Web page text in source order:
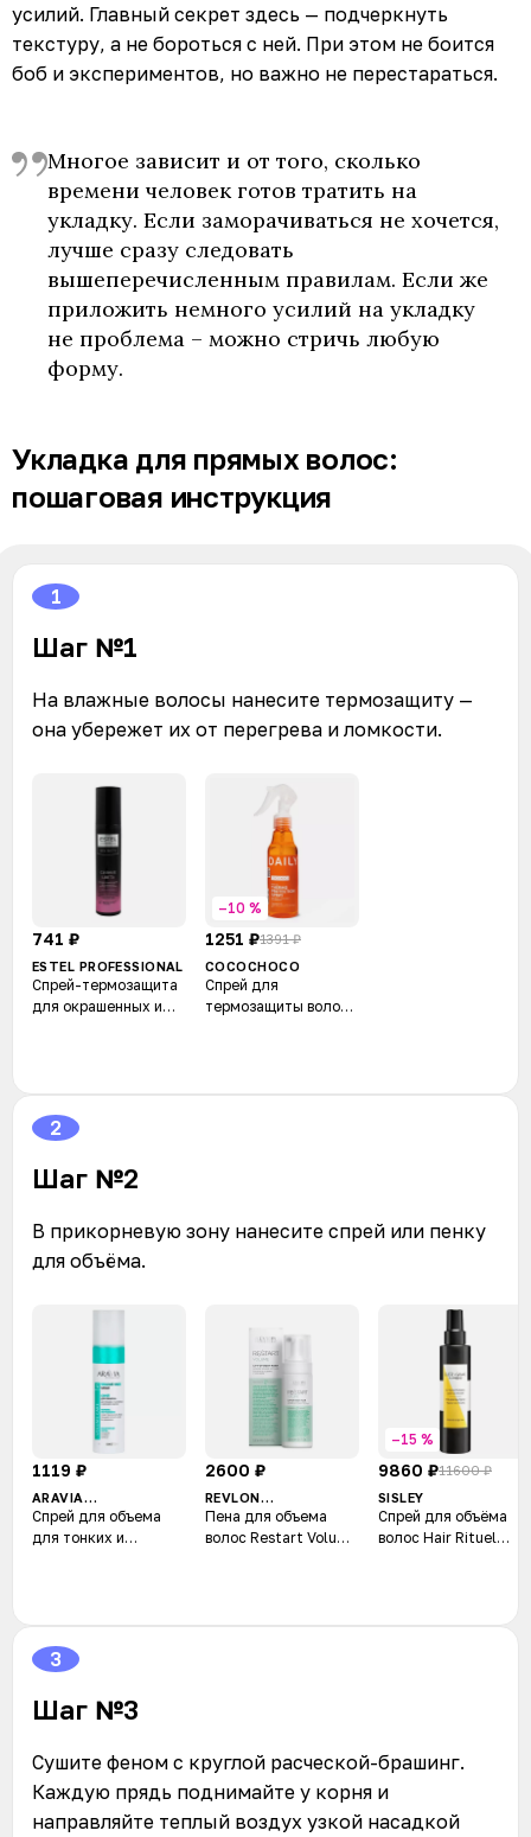
усилий. Главный секрет здесь — подчеркнуть
текстуру, а не бороться с ней. При этом не боится
боб и экспериментов, но важно не перестараться.
Многое зависит и от того, сколько
времени человек готов тратить на
укладку. Если заморачиваться не хочется,
лучше сразу следовать
вышеперечисленным правилам. Если же
приложить немного усилий на укладку
не проблема – можно стричь любую
форму.
Укладка для прямых волос:
пошаговая инструкция
1
Шаг №1
На влажные волосы нанесите термозащиту —
она убережет их от перегрева и ломкости.
741 ₽
ESTEL PROFESSIONAL
Спрей-термозащита
для окрашенных и
–10 %
1251 ₽1391 ₽
COCOCHOCO
Спрей для
термозащиты волос
2
Шаг №2
В прикорневую зону нанесите спрей или пенку
для объёма.
1119 ₽
ARAVIA
PROFESSIONAL
Спрей для объема
для тонких и
2600 ₽
REVLON
PROFESSIONAL
Пена для объема
волос Restart Volume
–15 %
9860 ₽11600 ₽
SISLEY
Спрей для объёма
волос Hair Rituel
3
Шаг №3
Сушите феном с круглой расческой-брашинг.
Каждую прядь поднимайте у корня и
направляйте теплый воздух узкой насадкой